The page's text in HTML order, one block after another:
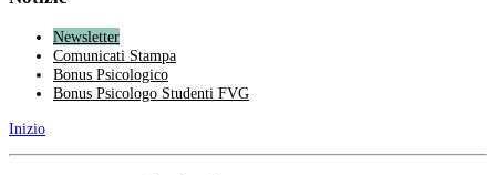
Newsletter
Comunicati Stampa
Bonus Psicologico
Bonus Psicologo Studenti FVG
Inizio